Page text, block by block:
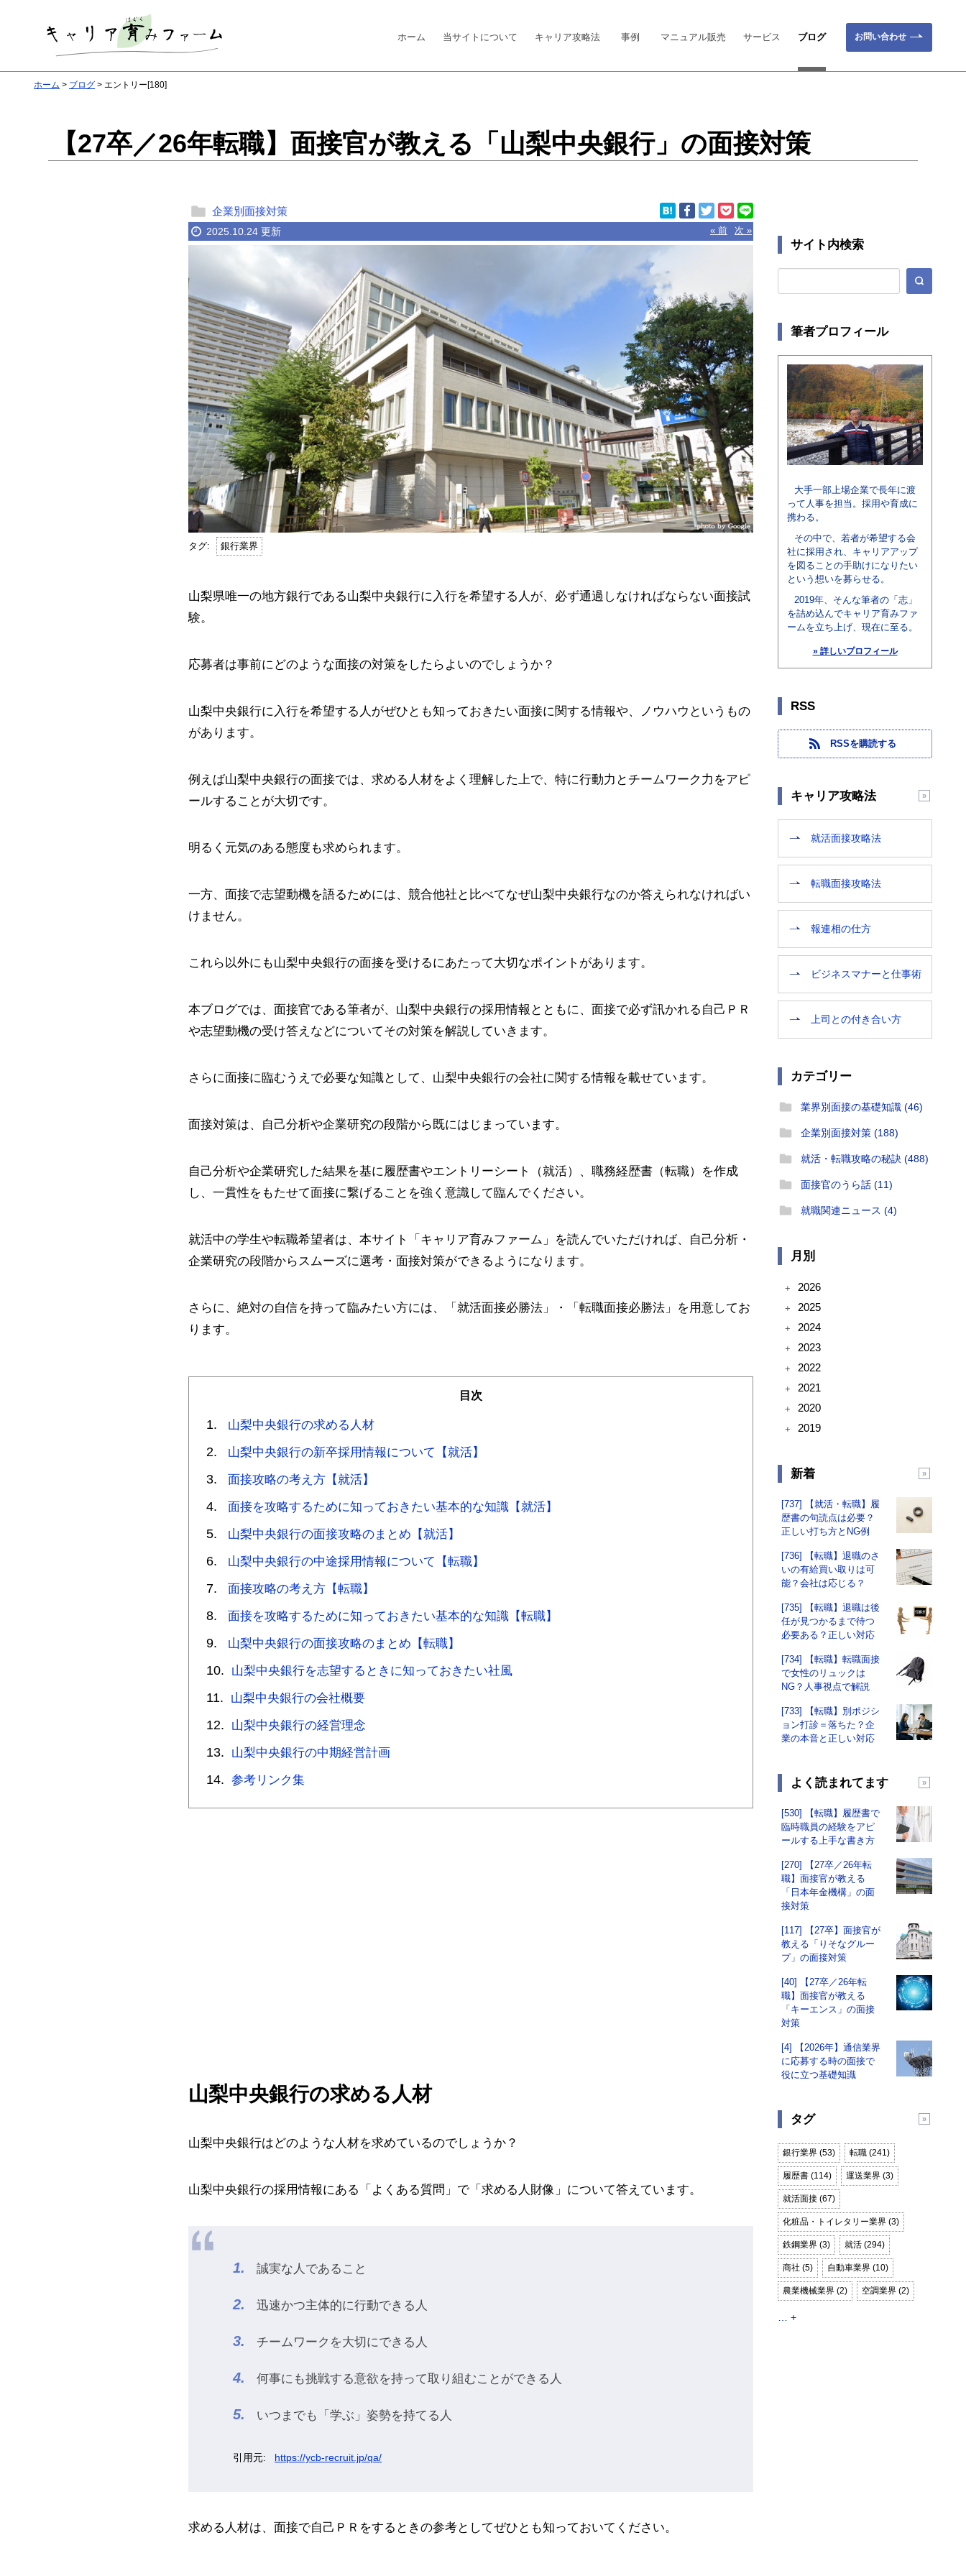
お問い合わせ
ホーム 当サイトについて キャリア攻略法 事例 マニュアル販売 サービス ブログ
ホーム ブログ エントリー[180]
【27卒／26年転職】面接官が教える「山梨中央銀行」の面接対策
企業別面接対策
2025.10.24 更新 次 »
« 前
銀行業界
山梨県唯一の地方銀行である山梨中央銀行に入行を希望する人が、必ず通過しなければならない面接試
験。
応募者は事前にどのような面接の対策をしたらよいのでしょうか？
山梨中央銀行に入行を希望する人がぜひとも知っておきたい面接に関する情報や、ノウハウというもの
があります。
例えば山梨中央銀行の面接では、求める人材をよく理解した上で、特に行動力とチームワーク力をアピ
ールすることが大切です。
明るく元気のある態度も求められます。
一方、面接で志望動機を語るためには、競合他社と比べてなぜ山梨中央銀行なのか答えられなければい
けません。
これら以外にも山梨中央銀行の面接を受けるにあたって大切なポイントがあります。
本ブログでは、面接官である筆者が、山梨中央銀行の採用情報とともに、面接で必ず訊かれる自己ＰＲ
や志望動機の受け答えなどについてその対策を解説していきます。
さらに面接に臨むうえで必要な知識として、山梨中央銀行の会社に関する情報を載せています。
面接対策は、自己分析や企業研究の段階から既にはじまっています。
自己分析や企業研究した結果を基に履歴書やエントリーシート（就活）、職務経歴書（転職）を作成
し、一貫性をもたせて面接に繋げることを強く意識して臨んでください。
就活中の学生や転職希望者は、本サイト「キャリア育みファーム」を読んでいただければ、自己分析・
企業研究の段階からスムーズに選考・面接対策ができるようになります。
さらに、絶対の自信を持って臨みたい方には、「就活面接必勝法」・「転職面接必勝法」を用意してお
ります。
目次
山梨中央銀行の求める人材
山梨中央銀行の新卒採用情報について【就活】
面接攻略の考え方【就活】
面接を攻略するために知っておきたい基本的な知識【就活】
山梨中央銀行の面接攻略のまとめ【就活】
山梨中央銀行の中途採用情報について【転職】
面接攻略の考え方【転職】
面接を攻略するために知っておきたい基本的な知識【転職】
山梨中央銀行の面接攻略のまとめ【転職】
山梨中央銀行を志望するときに知っておきたい社風
山梨中央銀行の会社概要
山梨中央銀行の経営理念
山梨中央銀行の中期経営計画
参考リンク集
山梨中央銀行の求める人材
山梨中央銀行はどのような人材を求めているのでしょうか？
山梨中央銀行の採用情報にある「よくある質問」で「求める人財像」について答えています。
誠実な人であること
迅速かつ主体的に行動できる人
チームワークを大切にできる人
何事にも挑戦する意欲を持って取り組むことができる人
いつまでも「学ぶ」姿勢を持てる人
https://ycb-recruit.jp/qa/
求める人材は、面接で自己ＰＲをするときの参考としてぜひとも知っておいてください。
サイト内検索
筆者プロフィール
大手一部上場企業で長年に渡
って人事を担当。採用や育成に
携わる。
その中で、若者が希望する会
社に採用され、キャリアアップ
を図ることの手助けになりたい
という想いを募らせる。
2019年、そんな筆者の「志」
を詰め込んでキャリア育みファ
ームを立ち上げ、現在に至る。
» 詳しいプロフィール
RSS
RSSを購読する
キャリア攻略法
就活面接攻略法
転職面接攻略法
報連相の仕方
ビジネスマナーと仕事術
上司との付き合い方
カテゴリー
業界別面接の基礎知識 (46)
企業別面接対策 (188)
就活・転職攻略の秘訣 (488)
面接官のうら話 (11)
就職関連ニュース (4)
月別
+ 2026
+ 2025
+ 2024
+ 2023
+ 2022
+ 2021
+ 2020
+ 2019
新着
[737] 【就活・転職】履
歴書の句読点は必要？
正しい打ち方とNG例
[736] 【転職】退職のさ
いの有給買い取りは可
能？会社は応じる？
[735] 【転職】退職は後
任が見つかるまで待つ
必要ある？正しい対応
[734] 【転職】転職面接
で女性のリュックは
NG？人事視点で解説
[733] 【転職】別ポジシ
ョン打診＝落ちた？企
業の本音と正しい対応
よく読まれてます
[530] 【転職】履歴書で
臨時職員の経験をアピ
ールする上手な書き方
[270] 【27卒／26年転
職】面接官が教える
「日本年金機構」の面
接対策
[117] 【27卒】面接官が
教える「りそなグルー
プ」の面接対策
[40] 【27卒／26年転
職】面接官が教える
「キーエンス」の面接
対策
[4] 【2026年】通信業界
に応募する時の面接で
役に立つ基礎知識
タグ
銀行業界 (53) 転職 (241)
履歴書 (114) 運送業界 (3)
就活面接 (67)
化粧品・トイレタリー業界 (3)
鉄鋼業界 (3) 就活 (294)
商社 (5) 自動車業界 (10)
農業機械業界 (2) 空調業界 (2)
… +